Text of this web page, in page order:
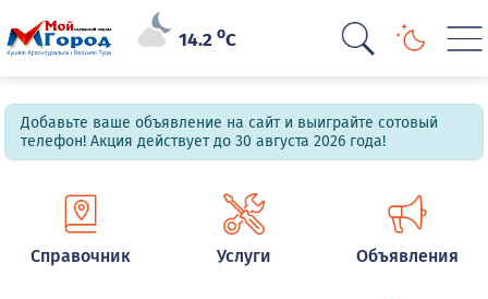
14.2oC
Добавьте ваше объявление на сайт и выиграйте сотовый
телефон! Акция действует до 30 августа 2026 года!
Справочник Услуги Объявления